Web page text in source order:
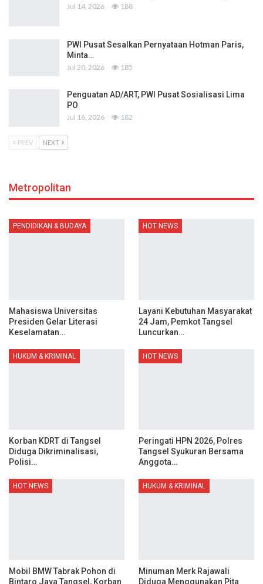
Jul 14, 2026 188
PWI Pusat Sesalkan Pernyataan Hotman Paris,
Minta…
Jul 20, 2026 185
Penguatan AD/ART, PWI Pusat Sosialisasi Lima
PO
Jul 16, 2026 182
PREV NEXT
Metropolitan
PENDIDIKAN & BUDAYA
Mahasiswa Universitas
Presiden Gelar Literasi
Keselamatan…
HOT NEWS
Layani Kebutuhan Masyarakat
24 Jam, Pemkot Tangsel
Luncurkan…
HUKUM & KRIMINAL
Korban KDRT di Tangsel
Diduga Dikriminalisasi,
Polisi…
HOT NEWS
Peringati HPN 2026, Polres
Tangsel Syukuran Bersama
Anggota…
HOT NEWS
Mobil BMW Tabrak Pohon di
Bintaro Jaya Tangsel, Korban
HUKUM & KRIMINAL
Minuman Merk Rajawali
Diduga Menggunakan Pita